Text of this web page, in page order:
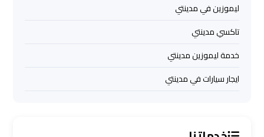
ليموزين في مدينتي
تاكسي مدينتي
خدمة ليموزين مدينتي
ايجار سيارات في مدينتي
ليموزين